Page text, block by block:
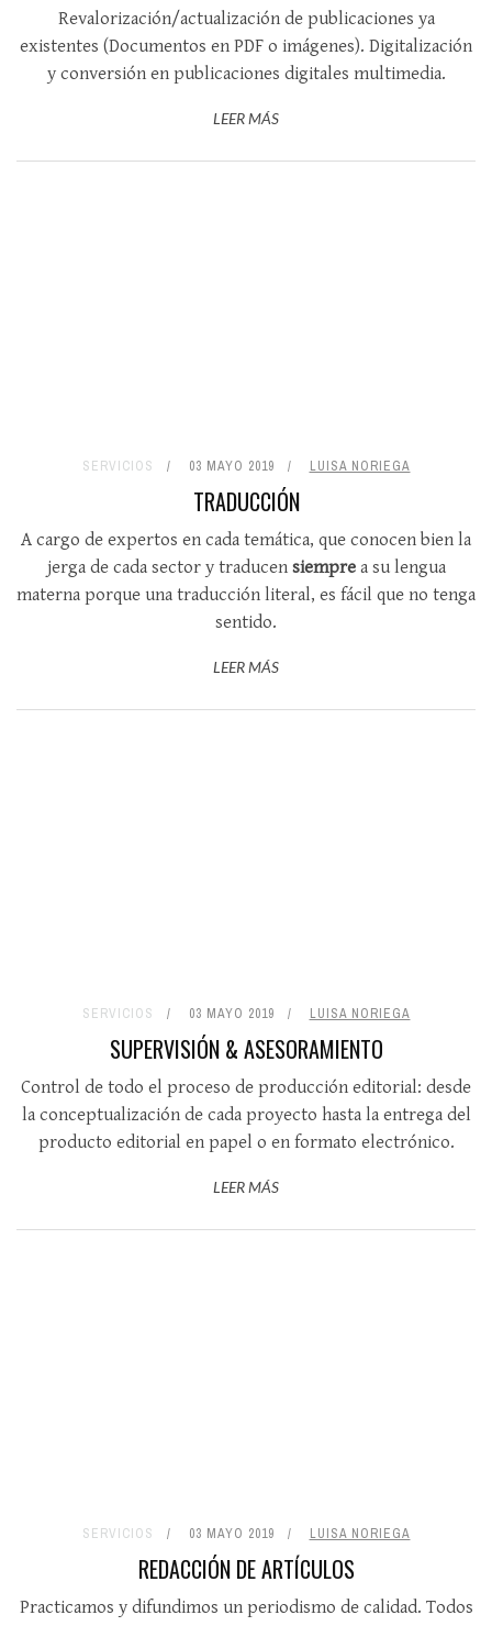
Revalorización/actualización de publicaciones ya
existentes (Documentos en PDF o imágenes). Digitalización
y conversión en publicaciones digitales multimedia.
LEER MÁS
SERVICIOS 03 MAYO 2019 LUISA NORIEGA
TRADUCCIÓN
A cargo de expertos en cada temática, que conocen bien la
jerga de cada sector y traducen siempre a su lengua
materna porque una traducción literal, es fácil que no tenga
sentido.
LEER MÁS
SERVICIOS 03 MAYO 2019 LUISA NORIEGA
SUPERVISIÓN & ASESORAMIENTO
Control de todo el proceso de producción editorial: desde
la conceptualización de cada proyecto hasta la entrega del
producto editorial en papel o en formato electrónico.
LEER MÁS
SERVICIOS 03 MAYO 2019 LUISA NORIEGA
REDACCIÓN DE ARTÍCULOS
Practicamos y difundimos un periodismo de calidad. Todos